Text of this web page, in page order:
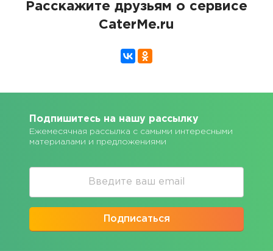
Расскажите друзьям о сервисе
CaterMe.ru
Подпишитесь на нашу рассылку
Ежемесячная рассылка с самыми интересными
материалами и предложениями
Подписаться